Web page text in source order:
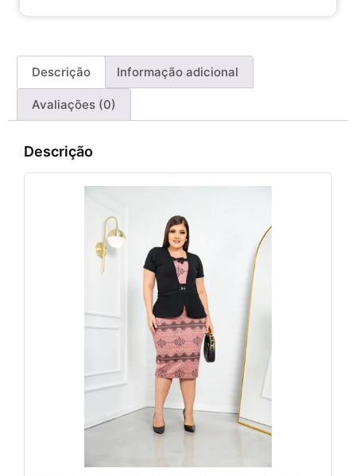
Descrição Informação adicional
Avaliações (0)
Descrição